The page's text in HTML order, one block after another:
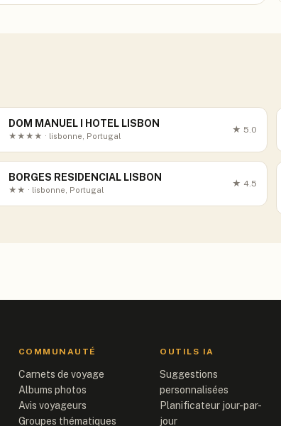
DOM MANUEL I HOTEL LISBON
★★★★ · lisbonne, Portugal
★ 5.0
BORGES RESIDENCIAL LISBON
★★ · lisbonne, Portugal
★ 4.5
COMMUNAUTÉ
Carnets de voyage
Albums photos
Avis voyageurs
Groupes thématiques
OUTILS IA
Suggestions
personnalisées
Planificateur jour-par-
jour